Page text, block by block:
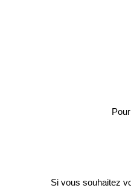
Si vous souhaitez